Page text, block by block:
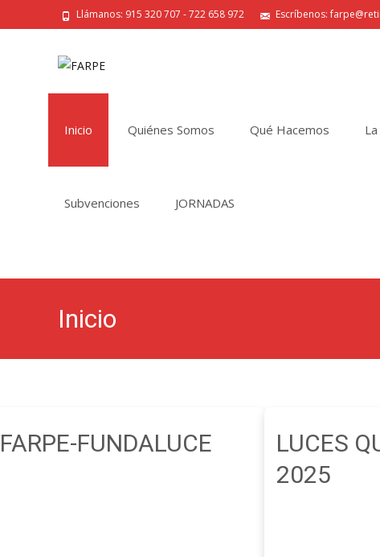
Llámanos: 915 320 707 - 722 658 972 Escríbenos:
Inicio Quiénes Somos Qué Hacemos
Subvenciones JORNADAS
Inicio
FARPE-FUNDALUCE
LUCES
2025